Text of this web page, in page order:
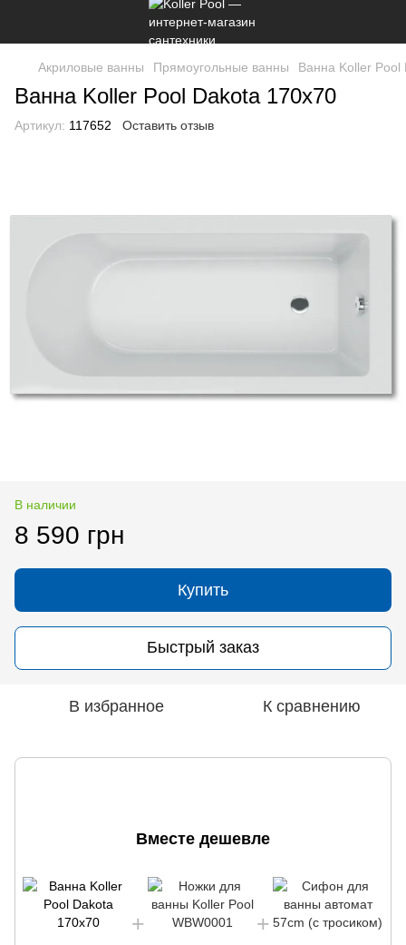
Акриловые ванны Прямоугольные ванны Ванна Koller Pool
Ванна Koller Pool Dakota 170x70
Артикул: 117652 Оставить отзыв
В наличии
8 590 грн
Купить
Быстрый заказ
В избранное К сравнению
Вместе дешевле